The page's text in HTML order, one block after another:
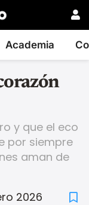
Academia
y que el eco
por siempre
aman de
2026